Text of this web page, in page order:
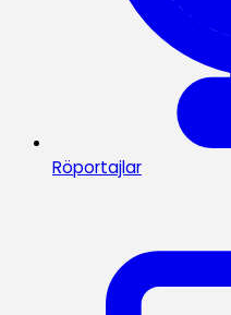
Röportajlar